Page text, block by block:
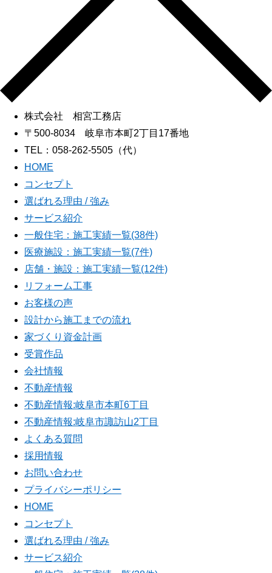
株式会社 相宮工務店
〒500-8034 岐阜市本町2丁目17番地
TEL：058-262-5505（代）
HOME
コンセプト
選ばれる理由 / 強み
サービス紹介
一般住宅：施工実績一覧(38件)
医療施設：施工実績一覧(7件)
店舗・施設：施工実績一覧(12件)
リフォーム工事
お客様の声
設計から施工までの流れ
家づくり資金計画
受賞作品
会社情報
不動産情報
不動産情報:岐阜市本町6丁目
不動産情報:岐阜市諏訪山2丁目
よくある質問
採用情報
お問い合わせ
プライバシーポリシー
HOME
コンセプト
選ばれる理由 / 強み
サービス紹介